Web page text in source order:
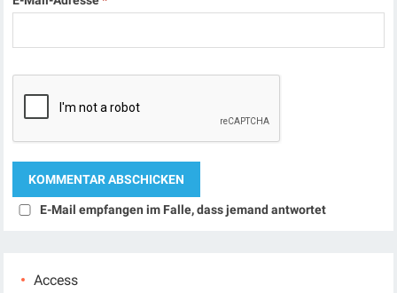
E-Mail empfangen im Falle, dass jemand antwortet
Access